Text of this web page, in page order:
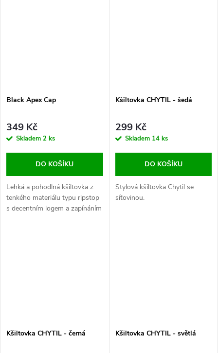
Black Apex Cap
349 Kč
Skladem 2 ks
DO KOŠÍKU
Lehká a pohodlná kšiltovka z
tenkého materiálu typu ripstop
s decentním logem a zapínáním
na suchý zip
Kšiltovka CHYTIL - šedá
299 Kč
Skladem 14 ks
DO KOŠÍKU
Stylová kšiltovka Chytil se
síťovinou.
Kšiltovka CHYTIL - černá Kšiltovka CHYTIL - světlá